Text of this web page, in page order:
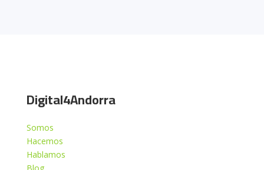
Digital4Andorra
Somos
Hacemos
Hablamos
Blog